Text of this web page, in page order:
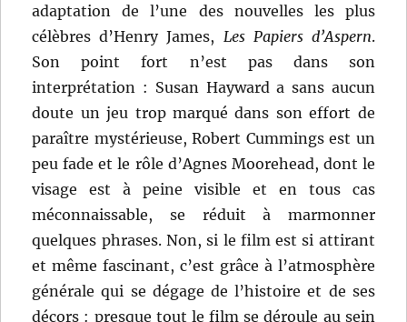
adaptation de l’une des nouvelles les plus
célèbres d’Henry James, Les Papiers d’Aspern.
Son point fort n’est pas dans son
interprétation : Susan Hayward a sans aucun
doute un jeu trop marqué dans son effort de
paraître mystérieuse, Robert Cummings est un
peu fade et le rôle d’Agnes Moorehead, dont le
visage est à peine visible et en tous cas
méconnaissable, se réduit à marmonner
quelques phrases. Non, si le film est si attirant
et même fascinant, c’est grâce à l’atmosphère
générale qui se dégage de l’histoire et de ses
décors : presque tout le film se déroule au sein